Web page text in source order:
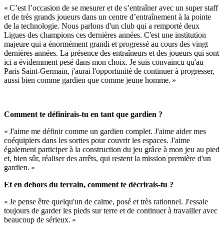
« C’est l’occasion de se mesurer et de s’entraîner avec un super staff
et de très grands joueurs dans un centre d’entraînement à la pointe
de la technologie. Nous parlons d'un club qui a remporté deux
Ligues des champions ces dernières années. C'est une institution
majeure qui a énormément grandi et progressé au cours des vingt
dernières années. La présence des entraîneurs et des joueurs qui sont
ici a évidemment pesé dans mon choix. Je suis convaincu qu'au
Paris Saint-Germain, j'aurai l'opportunité de continuer à progresser,
aussi bien comme gardien que comme jeune homme. »
Comment te définirais-tu en tant que gardien ?
« J'aime me définir comme un gardien complet. J'aime aider mes
coéquipiers dans les sorties pour couvrir les espaces. J'aime
également participer à la construction du jeu grâce à mon jeu au pied
et, bien sûr, réaliser des arrêts, qui restent la mission première d'un
gardien. »
Et en dehors du terrain, comment te décrirais-tu ?
« Je pense être quelqu'un de calme, posé et très rationnel. J'essaie
toujours de garder les pieds sur terre et de continuer à travailler avec
beaucoup de sérieux. »